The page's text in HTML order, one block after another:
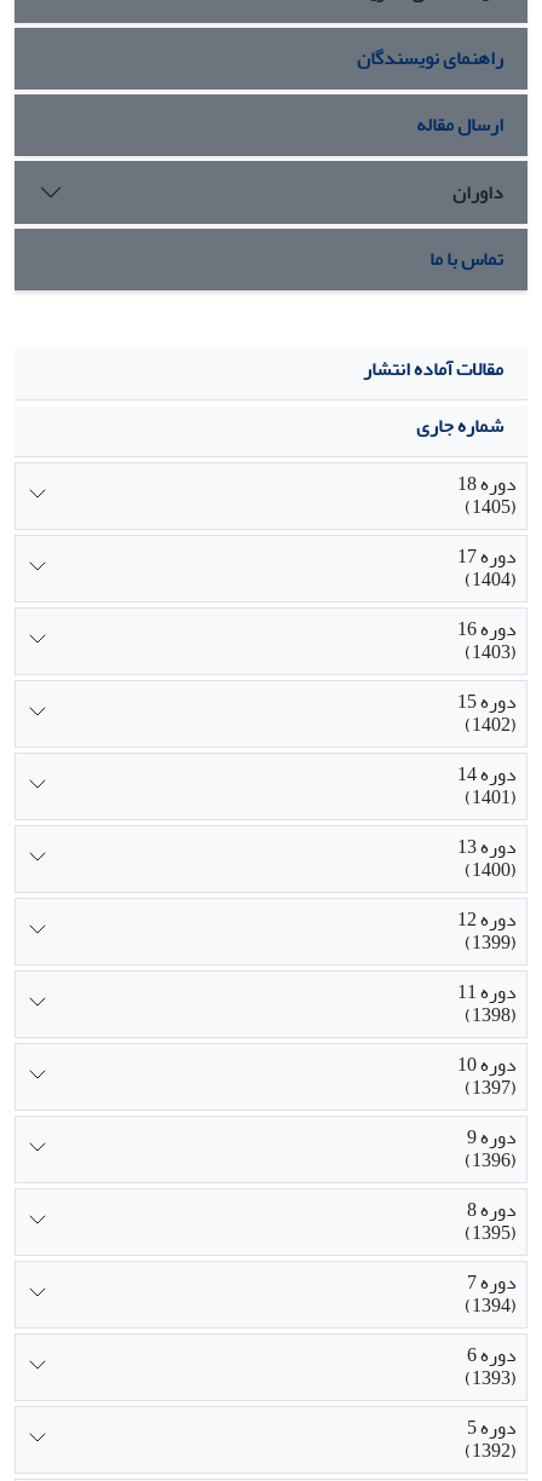
راهنمای نویسندگان
ارسال مقاله
داوران
تماس با ما
مقالات آماده انتشار
شماره جاری
دوره 18
(1405)
دوره 17
(1404)
دوره 16
(1403)
دوره 15
(1402)
دوره 14
(1401)
دوره 13
(1400)
دوره 12
(1399)
دوره 11
(1398)
دوره 10
(1397)
دوره 9
(1396)
دوره 8
(1395)
دوره 7
(1394)
دوره 6
(1393)
دوره 5
(1392)